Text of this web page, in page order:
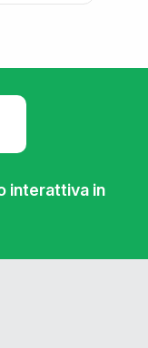
interattiva in